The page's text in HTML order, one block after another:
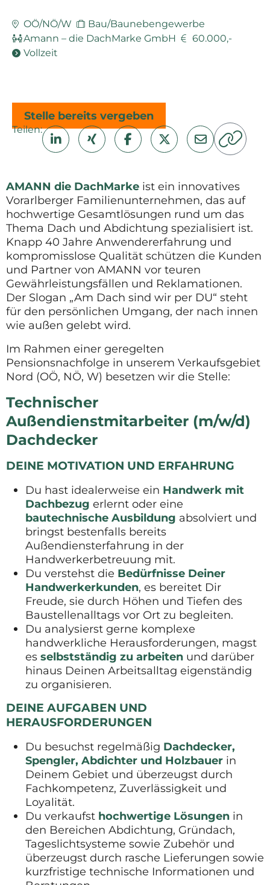
OÖ/NÖ/W
Bau/Baunebengewerbe
Amann – die DachMarke GmbH
60.000,-
Vollzeit
Stelle bereits vergeben
Teilen:
AMANN die DachMarke ist ein innovatives
Vorarlberger Familienunternehmen, das auf
hochwertige Gesamtlösungen rund um das
Thema Dach und Abdichtung spezialisiert ist.
Knapp 40 Jahre Anwendererfahrung und
kompromisslose Qualität schützen die Kunden
und Partner von AMANN vor teuren
Gewährleistungsfällen und Reklamationen.
Der Slogan „Am Dach sind wir per DU“ steht
für den persönlichen Umgang, der nach innen
wie außen gelebt wird.
Im Rahmen einer geregelten
Pensionsnachfolge in unserem Verkaufsgebiet
Nord (OÖ, NÖ, W) besetzen wir die Stelle:
Technischer
Außendienstmitarbeiter (m/w/d)
Dachdecker
DEINE MOTIVATION UND ERFAHRUNG
Du hast idealerweise ein Handwerk mit
Dachbezug erlernt oder eine
bautechnische Ausbildung absolviert und
bringst bestenfalls bereits
Außendiensterfahrung in der
Handwerkerbetreuung mit.
Du verstehst die Bedürfnisse Deiner
Handwerkerkunden, es bereitet Dir
Freude, sie durch Höhen und Tiefen des
Baustellenalltags vor Ort zu begleiten.
Du analysierst gerne komplexe
handwerkliche Herausforderungen, magst
es selbstständig zu arbeiten und darüber
hinaus Deinen Arbeitsalltag eigenständig
zu organisieren.
DEINE AUFGABEN UND
HERAUSFORDERUNGEN
Du besuchst regelmäßig Dachdecker,
Spengler, Abdichter und Holzbauer in
Deinem Gebiet und überzeugst durch
Fachkompetenz, Zuverlässigkeit und
Loyalität.
Du verkaufst hochwertige Lösungen in
den Bereichen Abdichtung, Gründach,
Tageslichtsysteme sowie Zubehör und
überzeugst durch rasche Lieferungen sowie
kurzfristige technische Informationen und